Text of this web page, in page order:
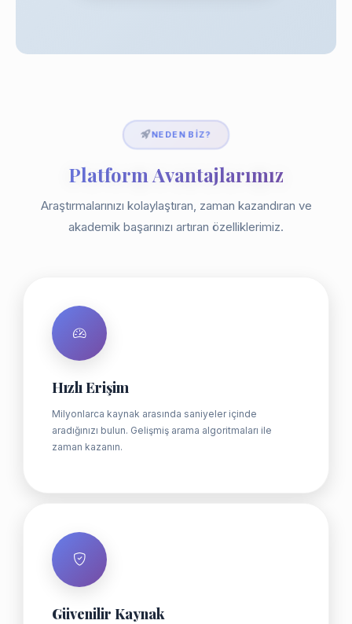
NEDEN BIZ?
Platform Avantajlarımız
Araştırmalarınızı kolaylaştıran, zaman kazandıran ve
akademik başarınızı artıran özelliklerimiz.
Hızlı Erişim
Milyonlarca kaynak arasında saniyeler içinde
aradığınızı bulun. Gelişmiş arama algoritmaları ile
zaman kazanın.
Güvenilir Kaynak